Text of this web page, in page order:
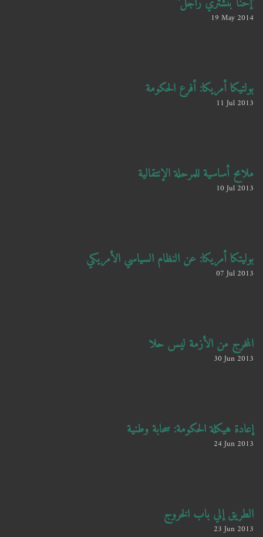
19 May 2014
بولتيكا أمريكا: أفرع الحكومة
11 Jul 2013
ملامح أساسية للمرحلة الإنتقالية
10 Jul 2013
بوليتكا أمريكا: عن النظام السياسي الأمريكي
07 Jul 2013
المخرج من الأزمة ليس حلا
30 Jun 2013
إعادة هيكلة الحكومة: سحابة وطنية
24 Jun 2013
الطريق إلي باب الخروج
23 Jun 2013